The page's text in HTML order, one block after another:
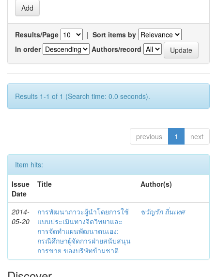
Results/Page | Sort items by
In order
Authors/record
Results 1-1 of 1 (Search time: 0.0 seconds).
previous 1 next
Item hits:
Issue
Date
Title Author(s)
2014-
05-20
การพัฒนาภาวะผู้นำโดยการใช้
แบบประเมินทางจิตวิทยาและ
การจัดทำแผนพัฒนาตนเอง:
กรณีศึกษาผู้จัดการฝ่ายสนับสนุน
การขาย ของบริษัทข้ามชาติ
ขวัญรัก ถิ่นเทศ